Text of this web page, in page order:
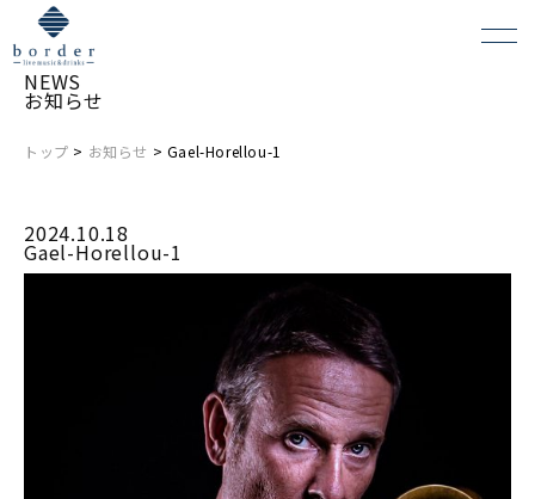
NEWS
お知らせ
トップ > お知らせ > Gael-Horellou-1
2024.10.18
Gael-Horellou-1